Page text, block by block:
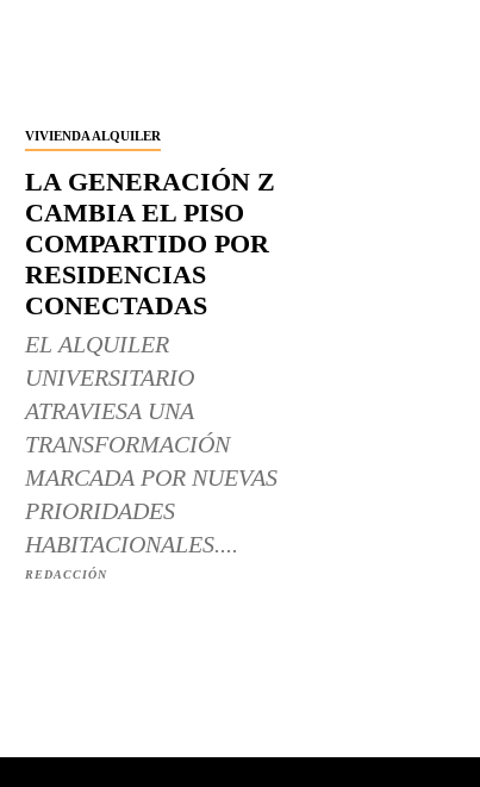
VIVIENDA ALQUILER
LA GENERACIÓN Z
CAMBIA EL PISO
COMPARTIDO POR
RESIDENCIAS
CONECTADAS
EL ALQUILER
UNIVERSITARIO
ATRAVIESA UNA
TRANSFORMACIÓN
MARCADA POR NUEVAS
PRIORIDADES
HABITACIONALES....
REDACCIÓN